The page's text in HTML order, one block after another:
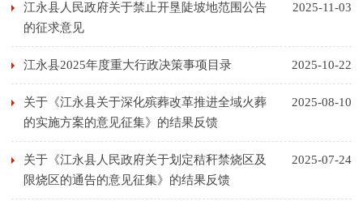
2025-11-03
江永县人民政府关于禁止开垦陡坡地范围公告
的征求意见
2025-10-22
江永县2025年度重大行政决策事项目录
2025-08-10
关于《江永县关于深化殡葬改革推进全域火葬
的实施方案的意见征集》的结果反馈
2025-07-24
关于《江永县人民政府关于划定秸秆禁烧区及
限烧区的通告的意见征集》的结果反馈